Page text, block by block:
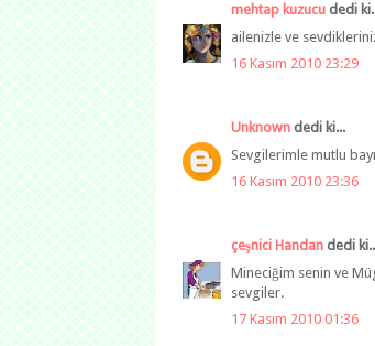
mehtap kuzucu dedi
ailenizle ve
16 Kasım 2010 23:29
Unknown dedi ki...
Sevgilerimle mutlu
16 Kasım 2010 23:36
çeşnici Handan dedi
Mineciğim senin ve
sevgiler.
17 Kasım 2010 01:36